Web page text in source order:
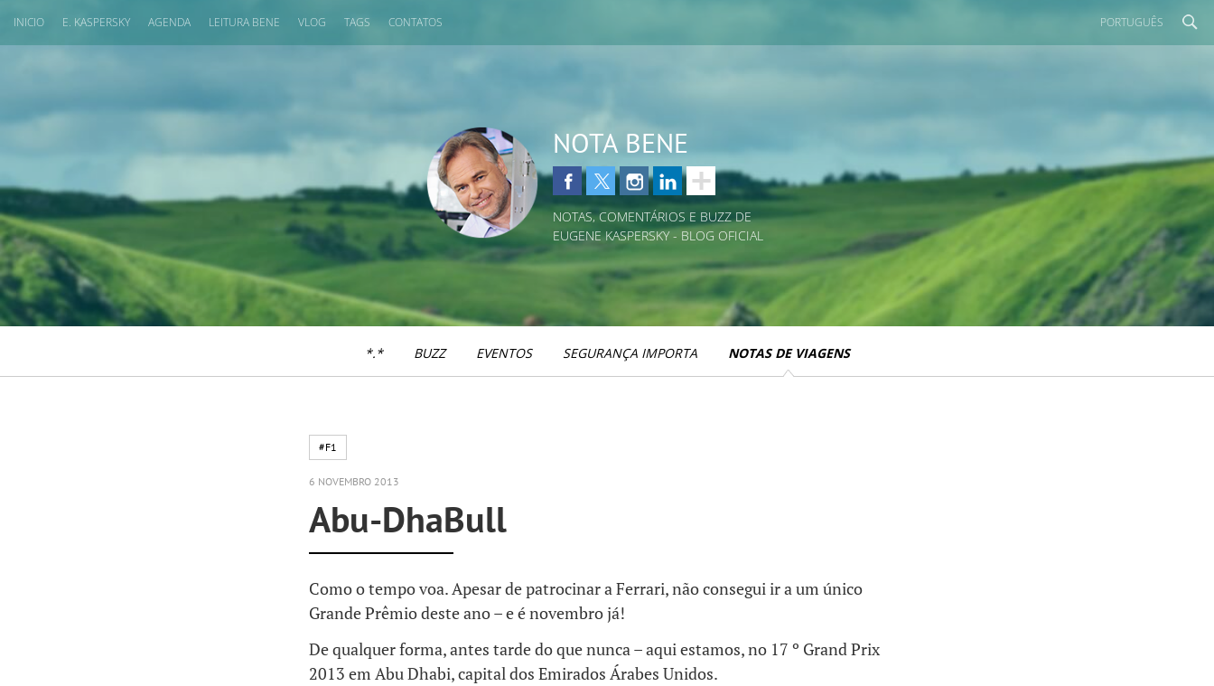
INICIO E. KASPERSKY AGENDA LEITURA BENE VLOG TAGS CONTATOS PORTUGUÊS
NOTA BENE
NOTAS, COMENTÁRIOS E BUZZ DE
EUGENE KASPERSKY - BLOG OFICIAL
*.* BUZZ EVENTOS SEGURANÇA IMPORTA NOTAS DE VIAGENS
#F1
6 NOVEMBRO 2013
Abu-DhaBull
Como o tempo voa. Apesar de patrocinar a Ferrari, não consegui ir a um único
Grande Prêmio deste ano – e é novembro já!
De qualquer forma, antes tarde do que nunca – aqui estamos, no 17 º Grand Prix
2013 em Abu Dhabi, capital dos Emirados Árabes Unidos.